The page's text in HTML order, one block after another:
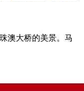
大桥的美景。马